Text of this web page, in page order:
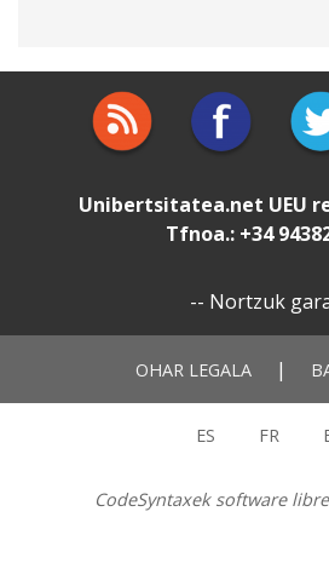
Unibertsitatea.net UEU
Tfnoa.: +34
-- Nortzuk
OHAR LEGALA |
ES FR
CodeSyntaxek software